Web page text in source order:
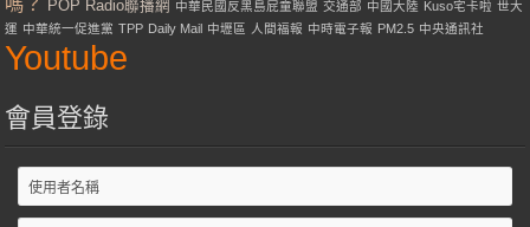
POP Radio聯播網 中華民國反黑島屁童聯盟 交通部 中國大陸 Kuso宅卡啦 世大
運 中華統一促進黨 TPP Daily Mail 中壢區 人間福報 中時電子報 PM2.5 中央通訊社
Youtube
會員登錄